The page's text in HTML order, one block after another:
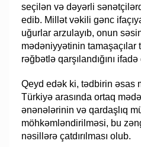
seçilən və dəyərli
edib. Millət vəkili gənc
uğurlar arzulayıb, onun
mədəniyyətinin tamaşaçılar
rəğbətlə qarşılandığını
Qeyd edək ki, tədbirin əsas
Türkiyə arasında ortaq
ənənələrinin və qardaşlıq
möhkəmləndirilməsi, bu
nəsillərə çatdırılması olub.